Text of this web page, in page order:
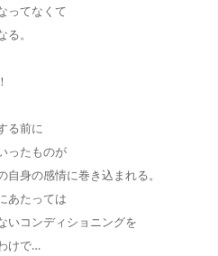
ってなくて
。
る前に
ったものが
身の感情に巻き込まれる。
あたっては
いコンディショニングを
けで…